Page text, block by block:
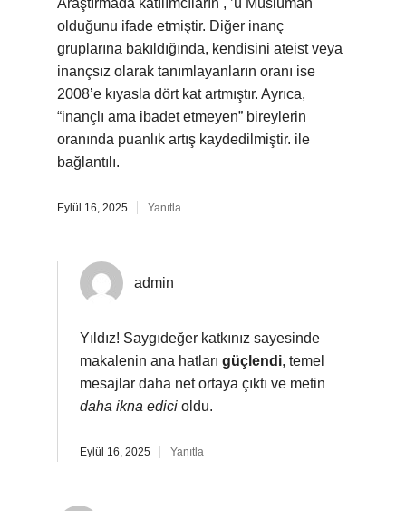
Araştırmada katılımcıların , ’ü Müslüman
olduğunu ifade etmiştir. Diğer inanç
gruplarına bakıldığında, kendisini ateist veya
inançsız olarak tanımlayanların oranı ise
2008’e kıyasla dört kat artmıştır. Ayrıca,
“inançlı ama ibadet etmeyen” bireylerin
oranında puanlık artış kaydedilmiştir. ile
bağlantılı.
Eylül 16, 2025 Yanıtla
admin
Yıldız! Saygıdeğer katkınız sayesinde
makalenin ana hatları güçlendi, temel
mesajlar daha net ortaya çıktı ve metin
daha ikna edici oldu.
Eylül 16, 2025 Yanıtla